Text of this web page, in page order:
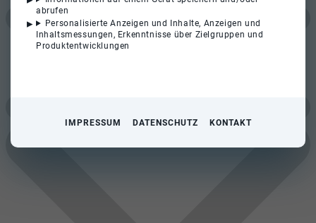
abrufen
Personalisierte Anzeigen und Inhalte, Anzeigen und
Inhaltsmessungen, Erkenntnisse über Zielgruppen und
Produktentwicklungen
IMPRESSUM DATENSCHUTZ KONTAKT